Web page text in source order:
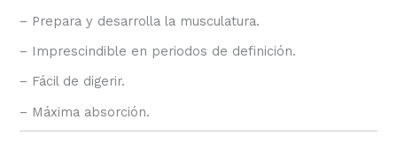
– Prepara y desarrolla la musculatura.
– Imprescindible en periodos de definición.
– Fácil de digerir.
– Máxima absorción.